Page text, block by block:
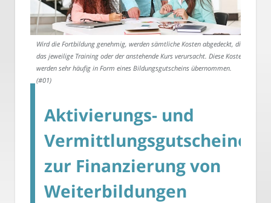
Wird die Fortbildung genehmig, werden sämtliche Kosten abgedeckt, die
das jeweilige Training oder der anstehende Kurs verursacht. Diese Kosten
werden sehr häufig in Form eines Bildungsgutscheins übernommen.
(#01)
Aktivierungs- und
Vermittlungsgutscheine
zur Finanzierung von
Weiterbildungen